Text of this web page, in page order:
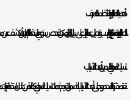
أهمية الصيانة الدورية لأنظمة الصرف
الصيانة الدورية تمنع تراكم الرواسب وتطيل عمر الأنابيب. على سبيل المثال، يمكن لفحص سنوي باستخدام الكاميرات
تسليك المجاري بالياسمين بأحدث الأساليب
تعتمد شركة المحمود على أحدث الأساليب لضمان تقديم خدمات تسليك المجاري بكفاءة. من خلال استخدام تقنيات مثل